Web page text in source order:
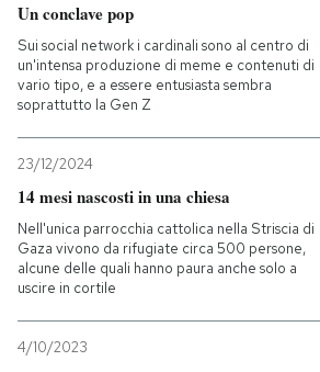
Un conclave pop
Sui social network i cardinali sono al centro di
un'intensa produzione di meme e contenuti di
vario tipo, e a essere entusiasta sembra
soprattutto la Gen Z
23/12/2024
14 mesi nascosti in una chiesa
Nell'unica parrocchia cattolica nella Striscia di
Gaza vivono da rifugiate circa 500 persone,
alcune delle quali hanno paura anche solo a
uscire in cortile
4/10/2023